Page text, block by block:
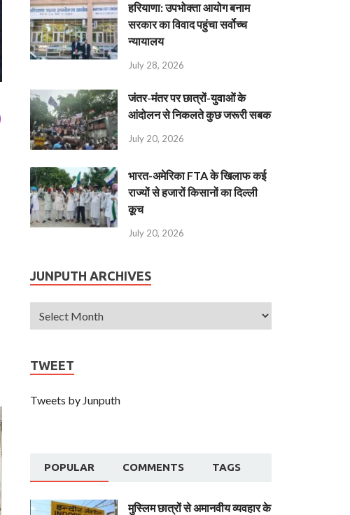
हरियाणा: उपभोक्ता आयोग बनाम
सरकार का विवाद पहुंचा सर्वोच्च
न्यायालय
July 28, 2026
जंतर-मंतर पर छात्रों-युवाओं के
आंदोलन से निकलते कुछ जरूरी सबक
July 20, 2026
भारत-अमेरिका FTA के खिलाफ कई
राज्यों से हजारों किसानों का दिल्ली
कूच
July 20, 2026
JUNPUTH ARCHIVES
TWEET
Tweets by Junputh
POPULAR COMMENTS TAGS
मुस्लिम छात्रों से अमानवीय व्यवहार के